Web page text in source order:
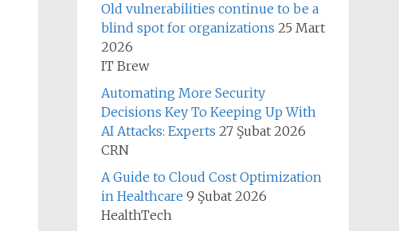
Old vulnerabilities continue to be a
blind spot for organizations 25 Mart
2026
IT Brew
Automating More Security
Decisions Key To Keeping Up With
AI Attacks: Experts 27 Şubat 2026
CRN
A Guide to Cloud Cost Optimization
in Healthcare 9 Şubat 2026
HealthTech